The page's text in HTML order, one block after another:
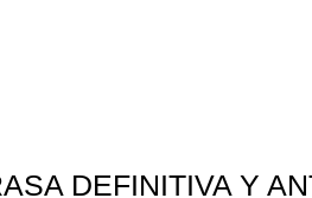
DEFINITIVA Y